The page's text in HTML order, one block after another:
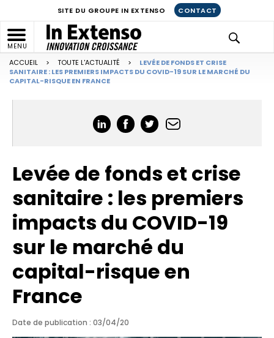
MENU
SITE DU GROUPE IN EXTENSO CONTACT
ACCUEIL > TOUTE L'ACTUALITÉ >
LEVÉE DE FONDS ET CRISE
SANITAIRE : LES PREMIERS IMPACTS DU COVID-19 SUR LE MARCHÉ DU
CAPITAL-RISQUE EN FRANCE
Levée de fonds et crise
sanitaire : les premiers
impacts du COVID-19
sur le marché du
capital-risque en
France
Date de publication : 03/04/20